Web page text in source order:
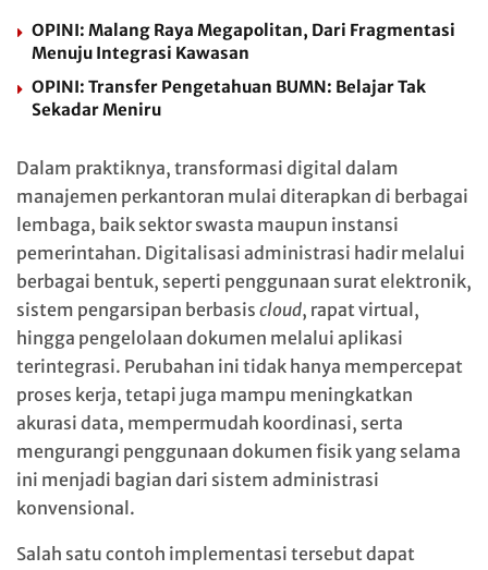
OPINI: Malang Raya Megapolitan, Dari Fragmentasi
Menuju Integrasi Kawasan
OPINI: Transfer Pengetahuan BUMN: Belajar Tak
Sekadar Meniru
Dalam praktiknya, transformasi digital dalam
manajemen perkantoran mulai diterapkan di berbagai
lembaga, baik sektor swasta maupun instansi
pemerintahan. Digitalisasi administrasi hadir melalui
berbagai bentuk, seperti penggunaan surat elektronik,
sistem pengarsipan berbasis cloud, rapat virtual,
hingga pengelolaan dokumen melalui aplikasi
terintegrasi. Perubahan ini tidak hanya mempercepat
proses kerja, tetapi juga mampu meningkatkan
akurasi data, mempermudah koordinasi, serta
mengurangi penggunaan dokumen fisik yang selama
ini menjadi bagian dari sistem administrasi
konvensional.
Salah satu contoh implementasi tersebut dapat